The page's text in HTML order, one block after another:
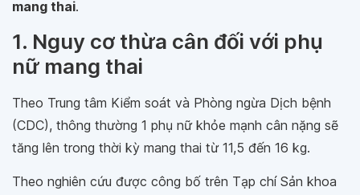
mang thai.
1. Nguy cơ thừa cân đối với phụ
nữ mang thai
Theo Trung tâm Kiểm soát và Phòng ngừa Dịch bệnh
(CDC), thông thường 1 phụ nữ khỏe mạnh cân nặng sẽ
tăng lên trong thời kỳ mang thai từ 11,5 đến 16 kg.
Theo nghiên cứu được công bố trên Tạp chí Sản khoa